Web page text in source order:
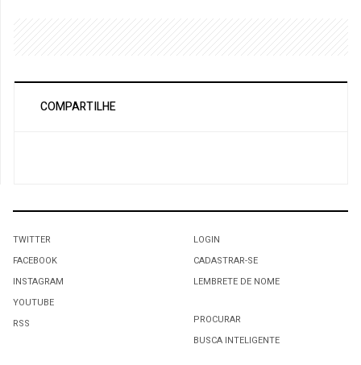
COMPARTILHE
TWITTER
FACEBOOK
INSTAGRAM
YOUTUBE
RSS
LOGIN
CADASTRAR-SE
LEMBRETE DE NOME
PROCURAR
BUSCA INTELIGENTE